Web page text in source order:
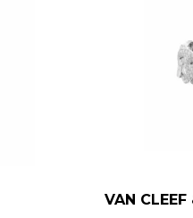
VAN CLEEF